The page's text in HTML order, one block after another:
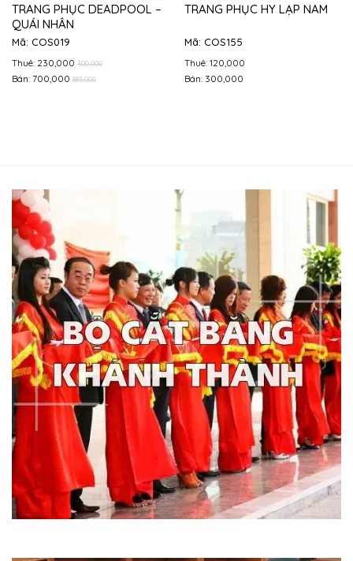
TRANG PHỤC DEADPOOL –
QUÁI NHÂN
Mã: COS019
Thuê: 230,000 300,000
Bán: 700,000 885,000
TRANG PHỤC HY LẠP NAM
Mã: COS155
Thuê: 120,000
Bán: 300,000